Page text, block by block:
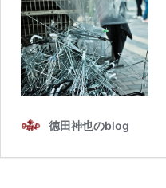
徳田神也のblog